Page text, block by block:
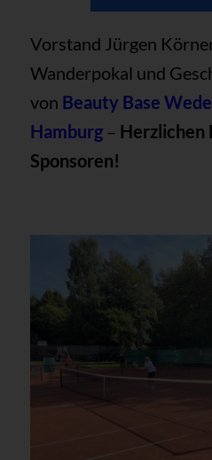
Vorstand Jürgen
Wanderpokal und
von Beauty Base
Hamburg– Herzlichen
Sponsoren!